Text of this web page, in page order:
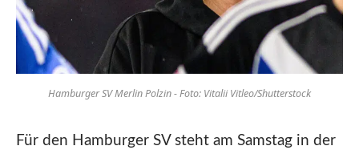
Hamburger SV Merlin Polzin - Foto: Vitalii Vitleo/Shutterstock
Für den Hamburger SV steht am Samstag in der